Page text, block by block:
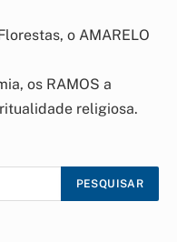
o AMARELO
os RAMOS a
religiosa.